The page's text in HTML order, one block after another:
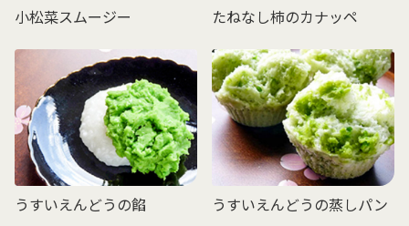
小松菜スムージー たねなし柿のカナッペ
うすいえんどうの餡 うすいえんどうの蒸しパン